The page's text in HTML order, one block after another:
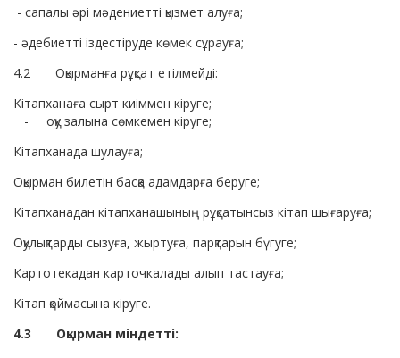
- сапалы әрі мәдениетті қызмет алуға;
- әдебиетті іздестіруде көмек сұрауға;
4.2 Оқырманға рұқсат етілмейді:
Кітапханаға сырт киіммен кіруге;
- оқу залына сөмкемен кіруге;
Кітапханада шулауға;
Оқырман билетін басқа адамдарға беруге;
Кітапханадан кітапханашының рұқсатынсыз кітап шығаруға;
Оқулықтарды сызуға, жыртуға, парқтарын бүгуге;
Картотекадан карточкалады алып тастауға;
Кітап қоймасына кіруге.
4.3 Оқырман міндетті: